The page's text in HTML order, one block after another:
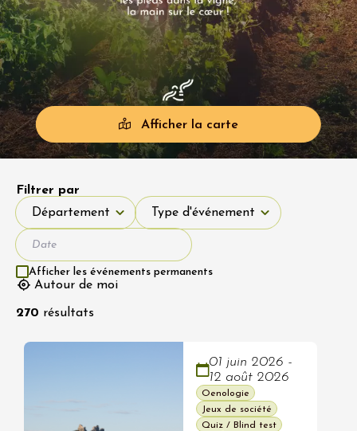
Afficher la carte
Autour de moi
Filtrer par
Département
Département
Type d'événement
Type d'événement
Afficher les événements permanents
270 résultats
01 juin 2026 -
12 août 2026
Oenologie
Jeux de société
Quiz / Blind test